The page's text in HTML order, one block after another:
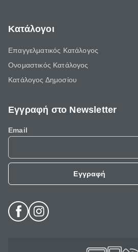
Κατάλογοι
Επαγγελματικός Κατάλογος
Ονομαστικός Κατάλογος
Κατάλογος Δημοσίου
Εγγραφή στο Newsletter
Email
Εγγραφή